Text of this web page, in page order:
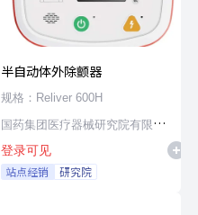
半自动体外除颤器
规格：Reliver 600H
国药集团医疗器械研究院有限公
司
登录可见
站点经销 研究院